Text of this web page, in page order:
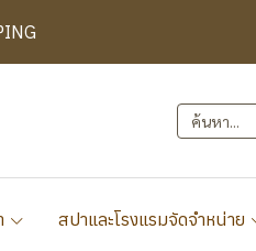
สปาและโรงแรมจัดจำหน่าย